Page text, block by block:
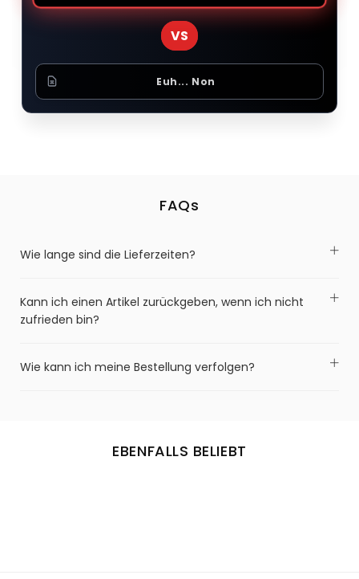
VS
Euh... Non
FAQs
Wie lange sind die Lieferzeiten?
Kann ich einen Artikel zurückgeben, wenn ich nicht
zufrieden bin?
Wie kann ich meine Bestellung verfolgen?
EBENFALLS BELIEBT